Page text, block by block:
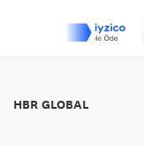
HBR GLOBAL